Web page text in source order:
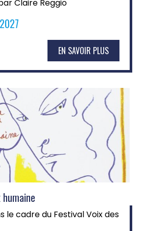
Claire Reggio
EN SAVOIR PLUS
le cadre du Festival Voix des